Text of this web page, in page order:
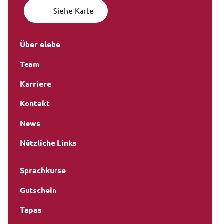
Siehe Karte
Über elebe
Team
Karriere
Kontakt
News
Nützliche Links
Sprachkurse
Gutschein
Tapas